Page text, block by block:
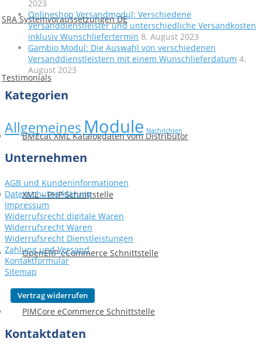
SRA Systemvoraussetzungen DE
Testimonials
BMEcat XML Katalogdaten vom Distributor
XML – PHP Schnittstelle
OpenERP eCommerce Schnittstelle
PIMCore eCommerce Schnittstelle
2023
Onlineshop Versandmodul: Verschiedene
Versanddienstleister und unterschiedliche Versandkosten
inklusiv Wunschliefertermin 8. August 2023
Gambio Modul: Die Auswahl von verschiedenen
Versanddienstleistern mit einem Wunschlieferdatum 4.
August 2023
Kategorien
Allgemeines Module Nachrichten
Unternehmen
AGB und Kundeninformationen
Datenschutzerklärung
Impressum
Widerrufsrecht digitale Waren
Widerrufsrecht Waren
Widerrufsrecht Dienstleistungen
Zahlung und Versand
Kontaktformular
Sitemap
Kontaktdaten